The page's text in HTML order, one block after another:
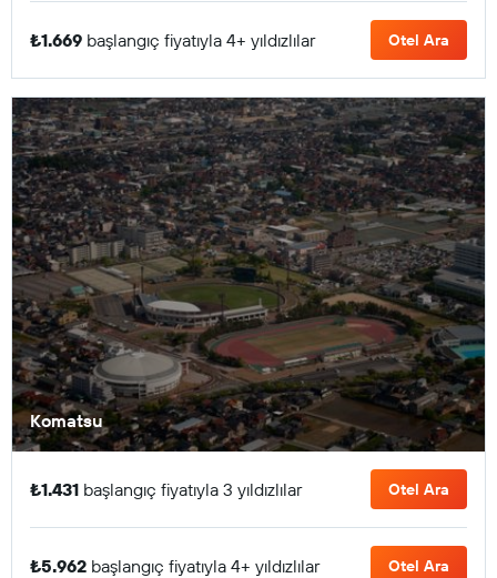
₺1.669 başlangıç fiyatıyla 4+ yıldızlılar Otel Ara
Komatsu
₺1.431 başlangıç fiyatıyla 3 yıldızlılar Otel Ara
₺5.962 başlangıç fiyatıyla 4+ yıldızlılar Otel Ara